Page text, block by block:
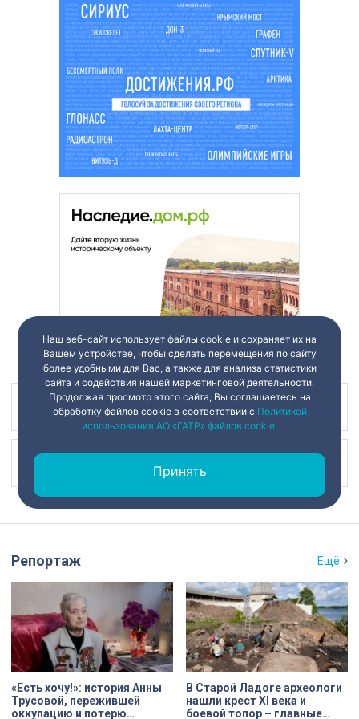
Наш канал в
Наш канал в
Репортаж Ещё
«Есть хочу!»: история Анны
Трусовой, пережившей
оккупацию и потерю
В Старой Ладоге археологи
нашли крест XI века и
боевой топор – главные
Наш веб-сайт использует файлы cookie и сохраняет их на
Вашем устройстве, чтобы сделать перемещения по сайту
более удобными для Вас, а также для анализа статистики
сайта и содействия нашей маркетинговой деятельности.
Продолжая просмотр этого сайта, Вы соглашаетесь на
обработку файлов cookie в соответствии с Политикой
использования АО «ГАТР» файлов cookie.
Принять